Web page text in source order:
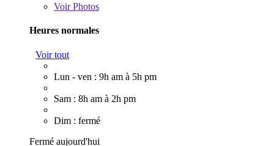
VoirPhotos
Heures normales
Voir tout
Lun - ven : 9h am à 5h pm
Sam : 8h am à 2h pm
Dim : fermé
Fermé aujourd'hui